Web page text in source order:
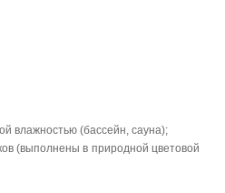
влажностью (бассейн, сауна);
(выполнены в природной цветовой